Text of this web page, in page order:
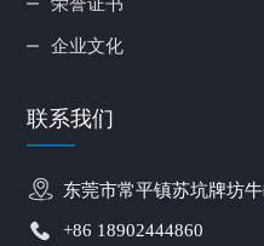
企业文化
联系我们
东莞市常平镇苏坑牌坊
+86 18902444860